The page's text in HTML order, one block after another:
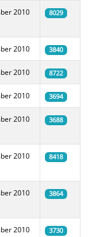
2010 8029
2010 3840
2010 8722
2010 3694
2010 3688
2010 8418
2010 3864
2010 3730